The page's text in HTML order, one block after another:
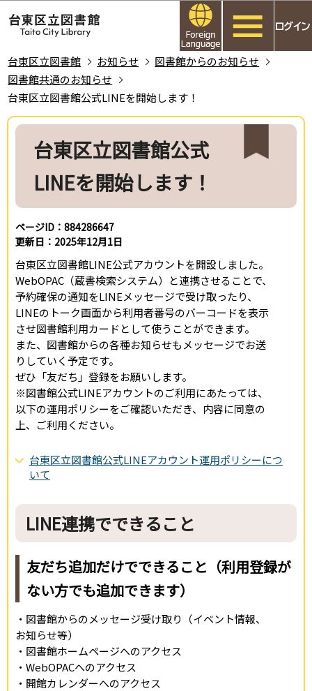
ー
ジ
の
先
このページの本文へ移動
台東区立図書館 お知らせ
図書館からのお知らせ
図書館共通のお知らせ
台東区立図書館公式LINEを開始します！
本
ら
台東区立図書館公式
LINEを開始します！
ページID：884286647
更新日：2025年12月1日
台東区立図書館LINE公式アカウントを開設しました。
WebOPAC（蔵書検索システム）と連携させることで、
予約確保の通知をLINEメッセージで受け取ったり、
LINEのトーク画面から利用者番号のバーコードを表示
させ図書館利用カードとして使うことができます。
また、図書館からの各種お知らせもメッセージでお送
りしていく予定です。
ぜひ「友だち」登録をお願いします。
※図書館公式LINEアカウントのご利用にあたっては、
以下の運用ポリシーをご確認いただき、内容に同意の
上、ご利用ください。
台東区立図書館公式LINEアカウント運用ポリシーにつ
いて
LINE連携でできること
友だち追加だけでできること（利用登録が
ない方でも追加できます）
・図書館からのメッセージ受け取り（イベント情報、
お知らせ等）
・図書館ホームページへのアクセス
・WebOPACへのアクセス
・開館カレンダーへのアクセス